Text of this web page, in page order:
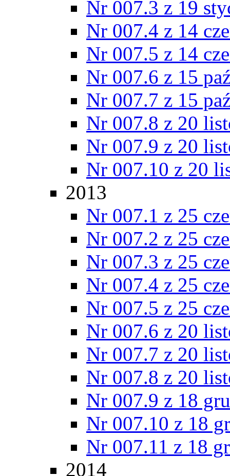
Nr 007.3 z 19
Nr 007.4 z 14
Nr 007.5 z 14
Nr 007.6 z 15
Nr 007.7 z 15
Nr 007.8 z 20
Nr 007.9 z 20
Nr 007.10 z 20
2013
Nr 007.1 z 25
Nr 007.2 z 25
Nr 007.3 z 25
Nr 007.4 z 25
Nr 007.5 z 25
Nr 007.6 z 20
Nr 007.7 z 20
Nr 007.8 z 20
Nr 007.9 z 18
Nr 007.10 z 18
Nr 007.11 z 18
2014